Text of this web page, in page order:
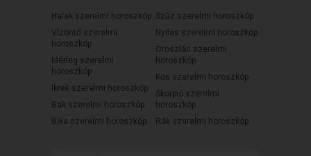
Halak szerelmi horoszkóp
Vízöntő szerelmi
horoszkóp
Mérleg szerelmi
horoszkóp
Ikrek szerelmi horoszkóp
Bak szerelmi horoszkóp
Bika szerelmi horoszkóp
Szűz szerelmi horoszkóp
Nyilas szerelmi horoszkóp
Oroszlán szerelmi
horoszkóp
Kos szerelmi horoszkóp
Skorpió szerelmi
horoszkóp
Rák szerelmi horoszkóp